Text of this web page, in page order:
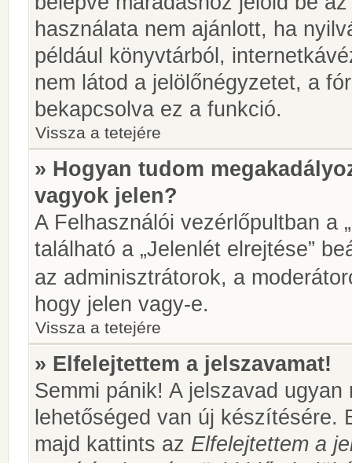
használata nem ajánlott, ha
például könyvtárból,
nem látod a jelölőnégyzetet, a
bekapcsolva ez a funkció.
Vissza a tetejére
» Hogyan tudom
vagyok jelen?
A Felhasználói vezérlőpultban a
található a „Jelenlét elrejtése”
az adminisztrátorok, a
hogy jelen vagy-e.
Vissza a tetejére
» Elfelejtettem a jelszavamat!
Semmi pánik! A jelszavad
lehetőséged van új készítésére.
majd kattints az Elfelejtettem a